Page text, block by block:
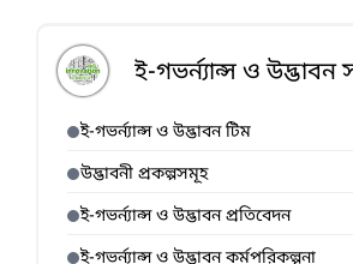
ই-গভর্ন্যান্স ও উদ্ভাবন
ই-গভর্ন্যান্স ও উদ্ভাবন টিম
উদ্ভাবনী প্রকল্পসমূহ
ই-গভর্ন্যান্স ও উদ্ভাবন প্রতিবেদন
ই-গভর্ন্যান্স ও উদ্ভাবন কর্মপরিকল্পনা